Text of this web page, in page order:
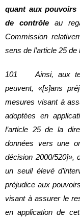
quant aux pouvoirs
de contrôle au
Commission
sens de l’article 25
101 Ainsi, aux
peuvent, «[s]ans
mesures visant à
adoptées en
l’article 25 de la
données vers une
décision 2000/520]»,
un seuil élevé
préjudice aux
visant à assurer le
en application de